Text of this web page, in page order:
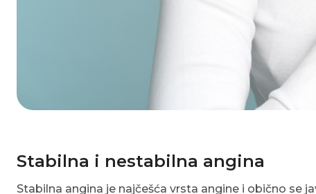
Stabilna i nestabilna angina
Stabilna angina je najčešća vrsta angine i obično se